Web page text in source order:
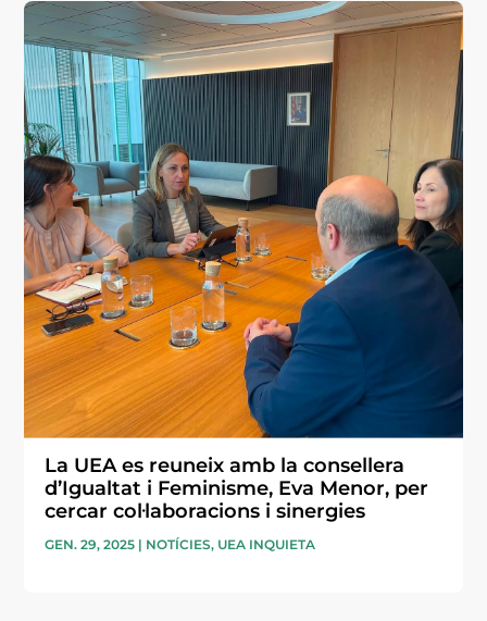
La UEA es reuneix amb la consellera
d’Igualtat i Feminisme, Eva Menor, per
cercar col·laboracions i sinergies
GEN. 29, 2025 | NOTÍCIES, UEA INQUIETA